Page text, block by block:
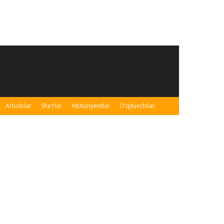
Arboblar She’rlar Abituriyentlar O’qituvchilar